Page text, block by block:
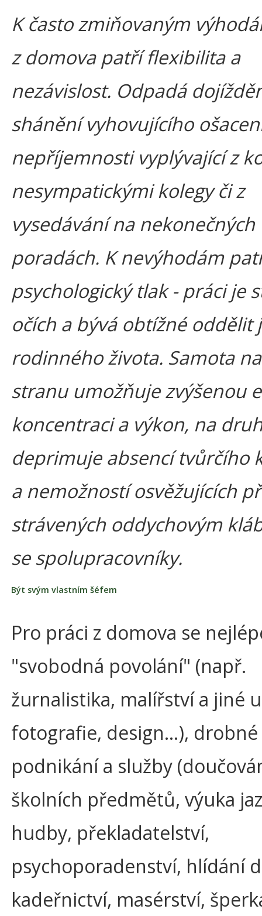
K často zmiňovaným
z domova patří flexibilita a
nezávislost. Odpadá
shánění vyhovujícího
nepříjemnosti vyplývající z
nesympatickými kolegy či z
vysedávání na nekonečných
poradách. K nevýhodám
psychologický tlak - práci je
očích a bývá obtížné oddělit
rodinného života. Samota
stranu umožňuje zvýšenou
koncentraci a výkon, na
deprimuje absencí tvůrčího
a nemožností osvěžujících
strávených oddychovým
se spolupracovníky.
Být svým vlastním šéfem
Pro práci z domova se
"svobodná povolání" (např.
žurnalistika, malířství a jiné
fotografie, design…), drobné
podnikání a služby
školních předmětů, výuka
hudby, překladatelství,
psychoporadenství, hlídání
kadeřnictví, masérství,